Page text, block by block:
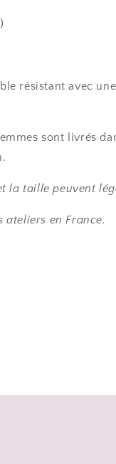
résistant avec
sont livrés
la taille peuvent
en France.